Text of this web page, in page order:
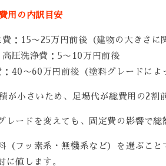
用の内訳目安
費：15〜25万円前後（建物の大きさに
高圧洗浄費：5〜10万円前後
40〜60万円前後（塗料グレードによ
が小さいため、足場代が総費用の2割
レードを変えても、固定費の影響で総
（フッ素系・無機系など）を選ぶこ
に値します。